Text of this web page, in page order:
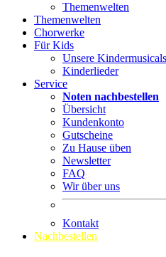
Themenwelten
Themenwelten
Chorwerke
Für Kids
Unsere Kindermusicals
Kinderlieder
Service
Noten nachbestellen
Übersicht
Kundenkonto
Gutscheine
Zu Hause üben
Newsletter
FAQ
Wir über uns
Kontakt
Nachbestellen